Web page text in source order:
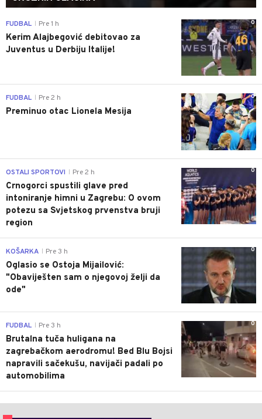
0
FUDBAL Pre 1 h
Kerim Alajbegović debitovao za
Juventus u Derbiju Italije!
0
FUDBAL Pre 2 h
Preminuo otac Lionela Mesija
0
OSTALI SPORTOVI Pre 2 h
Crnogorci spustili glave pred
intoniranje himni u Zagrebu: O ovom
potezu sa Svjetskog prvenstva bruji
region
0
KOŠARKA Pre 3 h
Oglasio se Ostoja Mijailović:
"Obaviješten sam o njegovoj želji da
ode"
0
FUDBAL Pre 3 h
Brutalna tuča huligana na
zagrebačkom aerodromu! Bed Blu Bojsi
napravili sačekušu, navijači padali po
automobilima